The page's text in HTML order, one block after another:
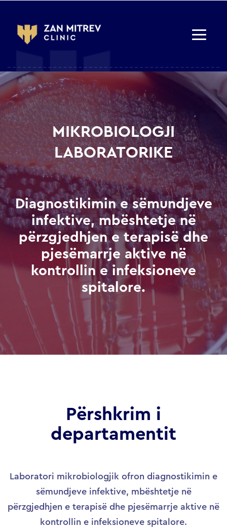
MIKROBIOLOGJI
LABORATORIKE
Diagnostikimin e sëmundjeve
infektive, mbështetje në
përzgjedhjen e terapisë dhe
pjesëmarrje aktive në
kontrollin e infeksioneve
spitalore.
Përshkrim i
departamentit
Laboratori mikrobiologjik ofron diagnostikimin e
sëmundjeve infektive, mbështetje në
përzgjedhjen e terapisë dhe pjesëmarrje aktive në
kontrollin e infeksioneve spitalore.